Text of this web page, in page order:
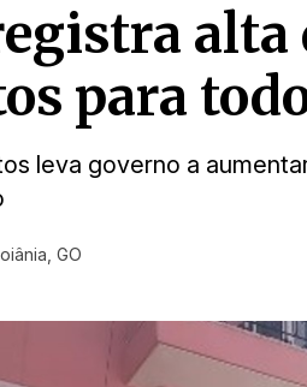
alta
para
leva governo a
GO